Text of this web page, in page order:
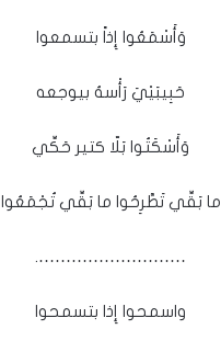
وَأَسْمَعُوا إِذاً بتسمعوا
حَبِيبَيْيَ رَأْسهُ بيوجعه
وَأَسْكَتُوا بَلّا كتير حَكِّي
ما بَقِّي تَطَّرِحُوا ما بَقِّي تُجْمَعُوا
……………………….
واسمحوا إِذا بتسمحوا